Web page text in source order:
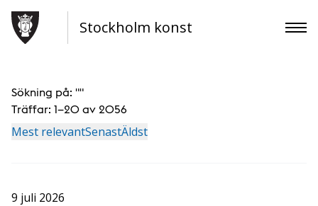
Stockholm konst
Sökning på: ""
Träffar: 1–20 av 2056
Mest relevantSenastÄldst
9 juli 2026